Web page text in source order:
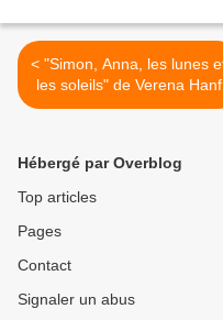
< "Simon, Anna, les lunes et
les soleils" de Verena Hanf
Hébergé par Overblog
Top articles
Pages
Contact
Signaler un abus